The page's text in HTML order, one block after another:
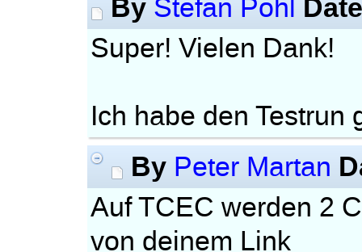
Stefan Pohl
Super! Vielen Dank!
Ich habe den Testrun
By Peter Martan
Auf TCEC werden 2
von deinem Link